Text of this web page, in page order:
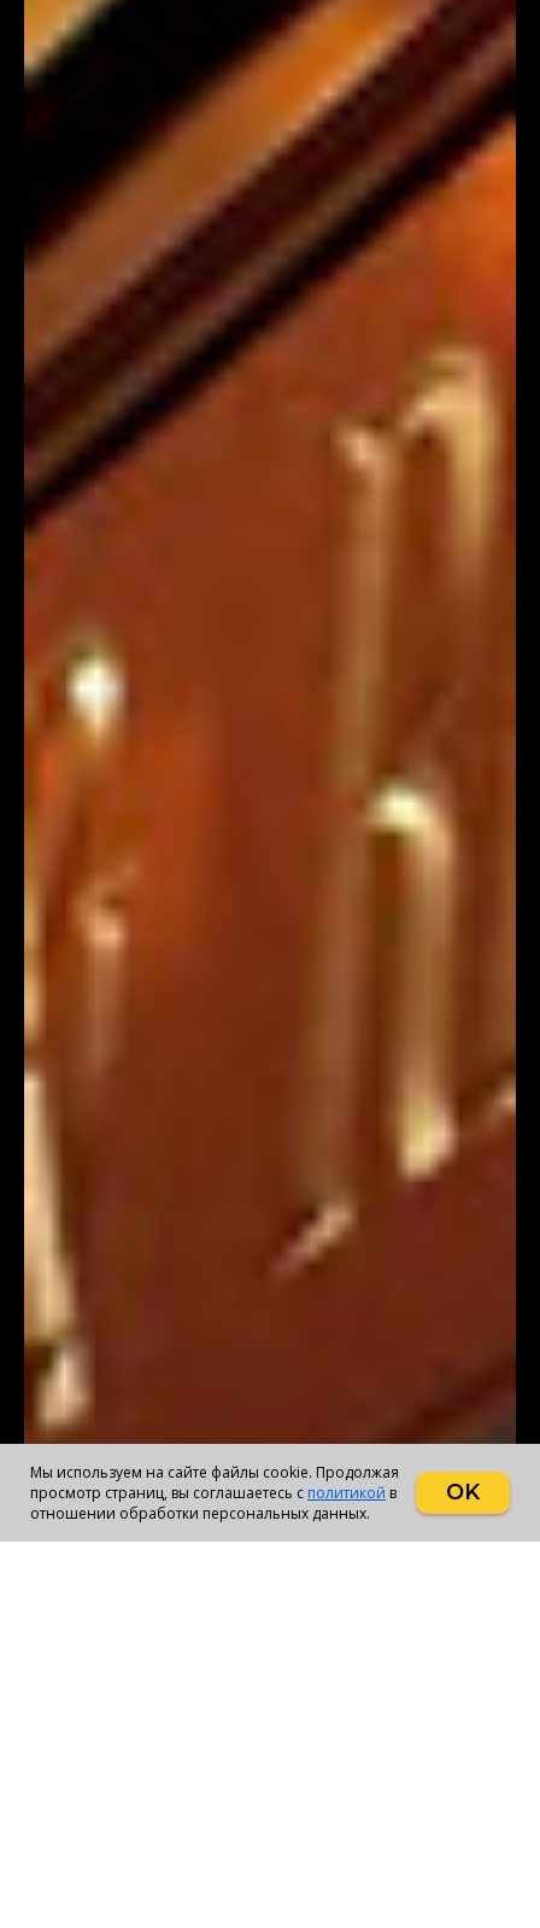
Мы используем на сайте файлы cookie. Продолжая
просмотр страниц, вы соглашаетесь с политикой в
отношении обработки персональных данных.
OK